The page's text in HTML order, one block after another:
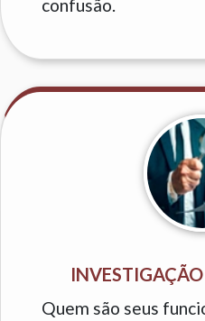
confusão.
Quem são seus